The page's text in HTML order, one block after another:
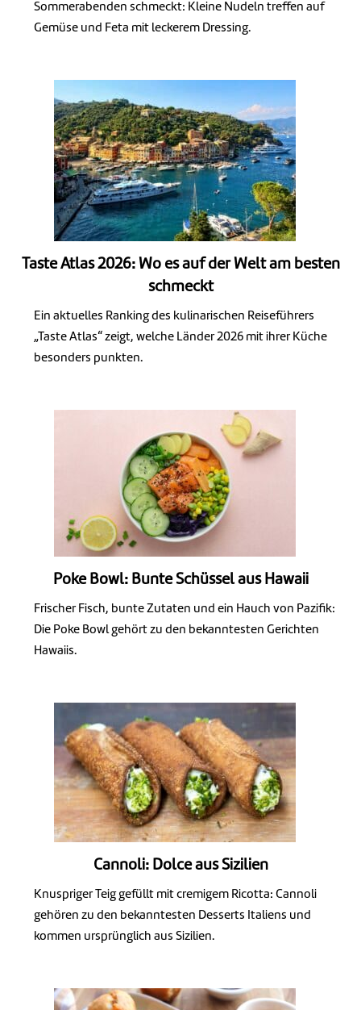
Sommerabenden schmeckt: Kleine Nudeln treffen auf
Gemüse und Feta mit leckerem Dressing.
Taste Atlas 2026: Wo es auf der Welt am besten
schmeckt
Ein aktuelles Ranking des kulinarischen Reiseführers
„Taste Atlas“ zeigt, welche Länder 2026 mit ihrer Küche
besonders punkten.
Poke Bowl: Bunte Schüssel aus Hawaii
Frischer Fisch, bunte Zutaten und ein Hauch von Pazifik:
Die Poke Bowl gehört zu den bekanntesten Gerichten
Hawaiis.
Cannoli: Dolce aus Sizilien
Knuspriger Teig gefüllt mit cremigem Ricotta: Cannoli
gehören zu den bekanntesten Desserts Italiens und
kommen ursprünglich aus Sizilien.